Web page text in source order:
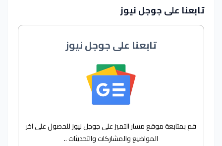
تابعنا على جوجل نيوز
تابعنا على جوجل نيوز
قم بمتابعة موقع مسار التميز على جوجل نيوز للحصول على اخر
المواضيع والمشاركات والتحديثات ..